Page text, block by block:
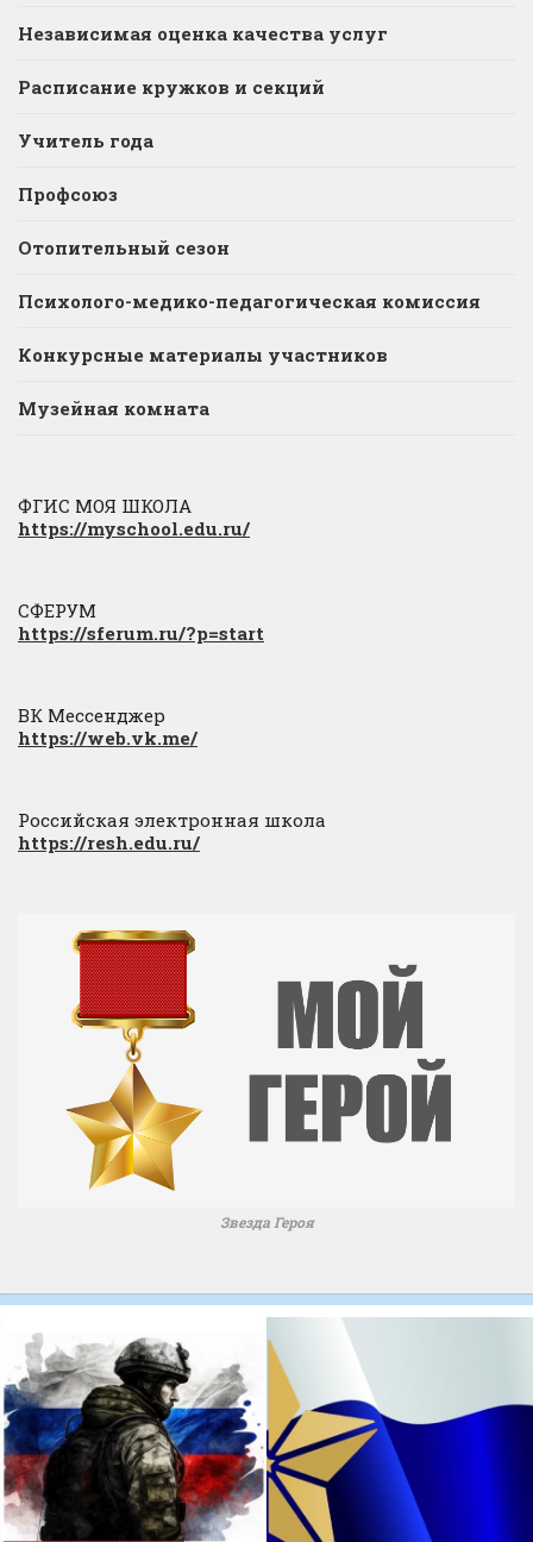
Независимая оценка качества услуг
Расписание кружков и секций
Учитель года
Профсоюз
Отопительный сезон
Психолого-медико-педагогическая комиссия
Конкурсные материалы участников
Музейная комната
ФГИС МОЯ ШКОЛА
https://myschool.edu.ru/
СФЕРУМ
https://sferum.ru/?p=start
ВК Мессенджер
https://web.vk.me/
Российская электронная школа
https://resh.edu.ru/
Звезда Героя